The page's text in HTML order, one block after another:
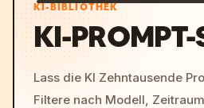
KI-BIBLIOTHEK
KI-PROMPT-
Lass die KI Zehntausende
Filtere nach Modell,